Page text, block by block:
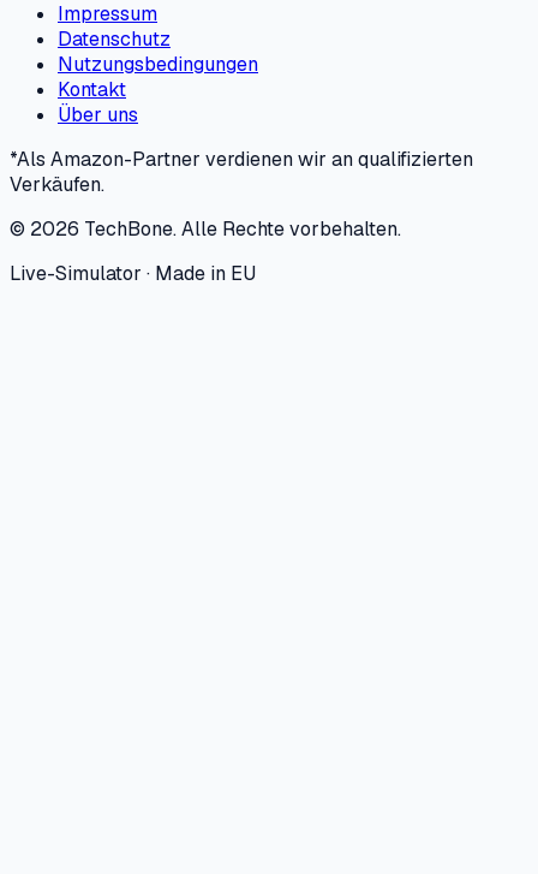
Impressum
Datenschutz
Nutzungsbedingungen
Kontakt
Über uns
*Als Amazon-Partner verdienen wir an qualifizierten
Verkäufen.
© 2026 TechBone.Alle Rechte vorbehalten.
Live-Simulator · Made in EU